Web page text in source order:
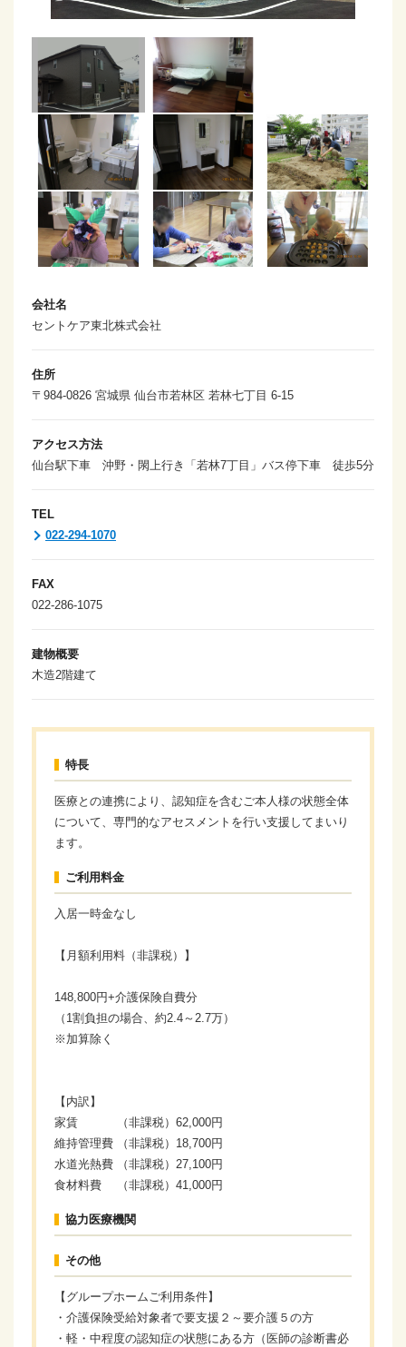
会社名
セントケア東北株式会社
住所
〒984-0826 宮城県 仙台市若林区 若林七丁目 6-15
アクセス方法
仙台駅下車 沖野・閖上行き「若林7丁目」バス停下車 徒歩5分
TEL
022-294-1070
FAX
022-286-1075
建物概要
木造2階建て
特長
医療との連携により、認知症を含むご本人様の状態全体
について、専門的なアセスメントを行い支援してまいり
ます。
ご利用料金
入居一時金なし
【月額利用料（非課税）】
148,800円+介護保険自費分
（1割負担の場合、約2.4～2.7万）
※加算除く
【内訳】
家賃 （非課税）62,000円
維持管理費 （非課税）18,700円
水道光熱費 （非課税）27,100円
食材料費 （非課税）41,000円
協力医療機関
その他
【グループホームご利用条件】
・介護保険受給対象者で要支援２～要介護５の方
・軽・中程度の認知症の状態にある方（医師の診断書必